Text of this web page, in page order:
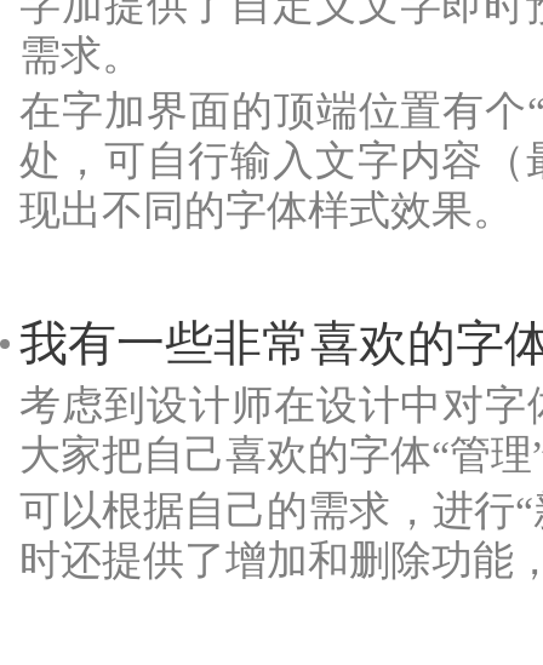
需求。
在字加界面的顶端位置有
处，可自行输入文字内容
现出不同的字体样式效果。
我有一些非常喜欢的字
考虑到设计师在设计中对
大家把自己喜欢的字体“管
可以根据自己的需求，进行
时还提供了增加和删除功能